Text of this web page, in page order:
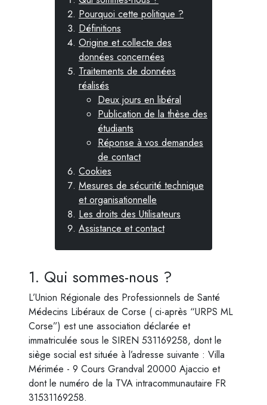
Pourquoi cette politique ?
Définitions
Origine et collecte des
données concernées
Traitements de données
réalisés
Deux jours en libéral
Publication de la thèse des
étudiants
Réponse à vos demandes
de contact
Cookies
Mesures de sécurité technique
et organisationnelle
Les droits des Utilisateurs
Assistance et contact
1. Qui sommes-nous ?
L’Union Régionale des Professionnels de Santé
Médecins Libéraux de Corse ( ci-après “URPS ML
Corse”) est une association déclarée et
immatriculée sous le SIREN 531169258, dont le
siège social est située à l’adresse suivante : Villa
Mérimée - 9 Cours Grandval 20000 Ajaccio et
dont le numéro de la TVA intracommunautaire FR
31531169258.